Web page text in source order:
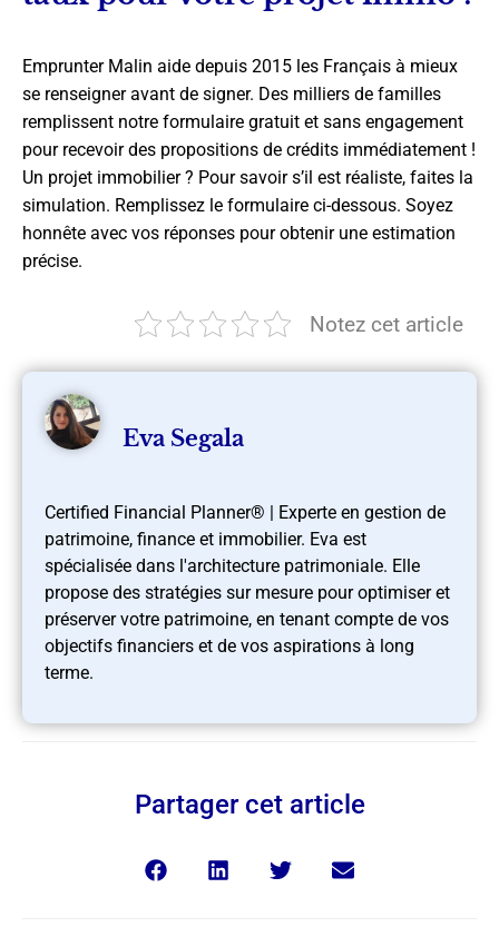
Emprunter Malin aide depuis 2015 les Français à mieux
se renseigner avant de signer. Des milliers de familles
remplissent notre formulaire gratuit et sans engagement
pour recevoir des propositions de crédits immédiatement !
Un projet immobilier ? Pour savoir s’il est réaliste, faites la
simulation. Remplissez le formulaire ci-dessous. Soyez
honnête avec vos réponses pour obtenir une estimation
précise.
Notez cet article
Eva Segala
Certified Financial Planner® | Experte en gestion de
patrimoine, finance et immobilier. Eva est
spécialisée dans l'architecture patrimoniale. Elle
propose des stratégies sur mesure pour optimiser et
préserver votre patrimoine, en tenant compte de vos
objectifs financiers et de vos aspirations à long
terme.
Partager cet article